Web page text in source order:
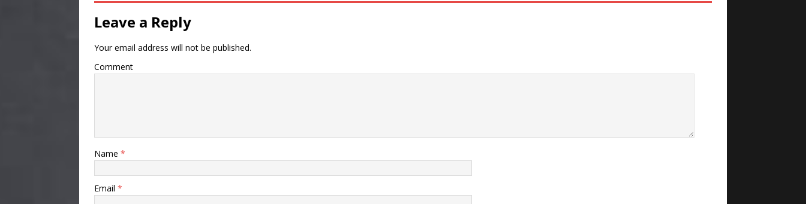
Leave a Reply
Your email address will not be published.
Comment
Name *
Email *